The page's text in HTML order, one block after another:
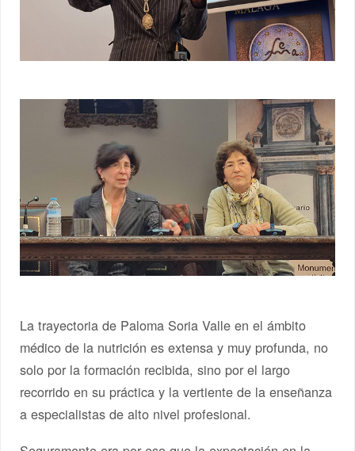
La trayectoria de Paloma Soria Valle en el ámbito
médico de la nutrición es extensa y muy profunda, no
solo por la formación recibida, sino por el largo
recorrido en su práctica y la vertiente de la enseñanza
a especialistas de alto nivel profesional.